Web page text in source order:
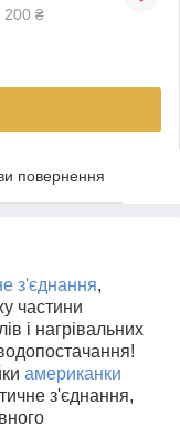
200 ₴
повернення
з'єднання,
частини
і нагрівальних
американки
з'єднання,